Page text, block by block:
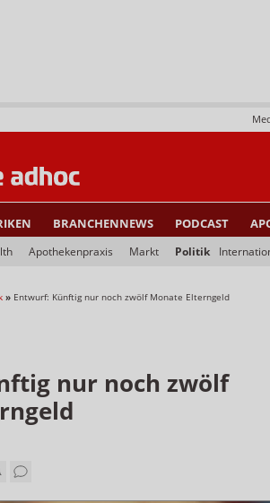
BRANCHENNEWS PODCAST
Apothekenpraxis Markt Politik
» Entwurf: Künftig nur noch zwölf Monate Elterngeld
nur noch zwölf